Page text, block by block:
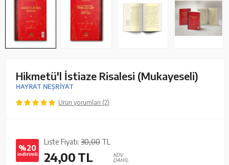
Hikmetü'l İstiaze Risalesi (Mukayeseli)
HAYRAT NEŞRİYAT
Ürün yorumları (2)
%20
indirimli
Liste Fiyatı: 30,00 TL
24,00TL
KDV
DAHİL